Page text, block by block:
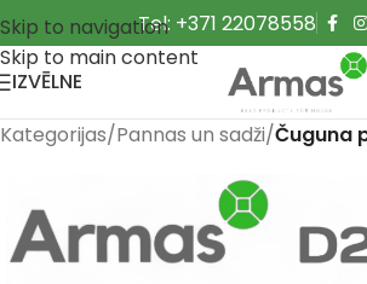
Skip to navigation
Skip to main content
Tel: +371 22078558
IZVĒLNE
Kategorijas Pannas un sadži Čuguna